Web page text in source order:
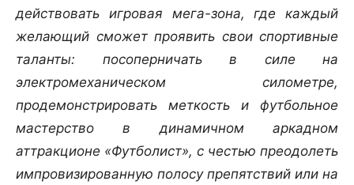
действовать игровая мега-зона, где каждый
желающий сможет проявить свои спортивные
таланты: посоперничать в силе на
электромеханическом силометре,
продемонстрировать меткость и футбольное
мастерство в динамичном аркадном
аттракционе «Футболист», с честью преодолеть
импровизированную полосу препятствий или на